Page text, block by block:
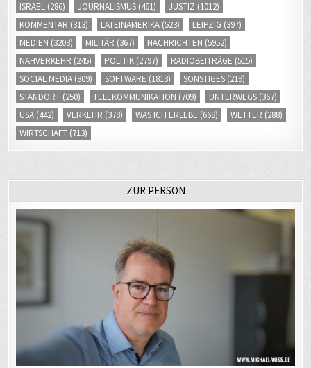
ISRAEL (286) JOURNALISMUS (461) JUSTIZ (1012)
KOMMENTAR (313) LATEINAMERIKA (523) LEIPZIG (397)
MEDIEN (3203) MILITÄR (367) NACHRICHTEN (5952)
NAHVERKEHR (245) POLITIK (2797) RADIOBEITRÄGE (515)
SOCIAL MEDIA (809) SOFTWARE (1813) SONSTIGES (219)
STANDORT (250) TELEKOMMUNIKATION (709) UNTERWEGS (367)
USA (442) VERKEHR (378) WAS ICH ERLEBE (668) WETTER (288)
WIRTSCHAFT (713)
ZUR PERSON